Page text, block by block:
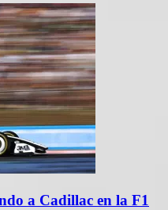
a Cadillac en la F1